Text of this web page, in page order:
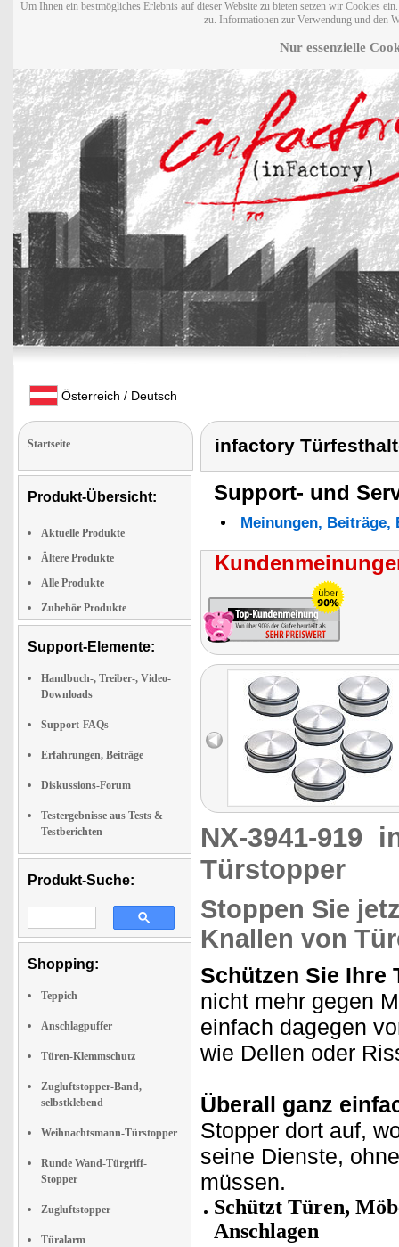
Um Ihnen ein bestmögliches Erlebnis auf dieser Website zu bieten setzen wir Cookies
zu. Informationen zur Verwendung und den
Nur essenzielle
Österreich / Deutsch
Startseite
Produkt-Übersicht:
Aktuelle Produkte
Ältere Produkte
Alle Produkte
Zubehör Produkte
Support-Elemente:
Handbuch-, Treiber-, Video-
Downloads
Support-FAQs
Erfahrungen, Beiträge
Diskussions-Forum
Testergebnisse aus Tests &
Testberichten
Produkt-Suche:
Shopping:
Teppich
Anschlagpuffer
Türen-Klemmschutz
Zugluftstopper-Band,
selbstklebend
Weihnachtsmann-Türstopper
Runde Wand-Türgriff-
Stopper
Zugluftstopper
Türalarm
infactory
Support- und
Meinungen,
NX-3941-919
Türstopper
Stoppen Sie
Knallen von
Schützen Sie Ihre
nicht mehr gegen
einfach dagegen
wie Dellen oder
Überall ganz
Stopper dort auf,
seine Dienste,
müssen.
Schützt Türen,
Anschlagen